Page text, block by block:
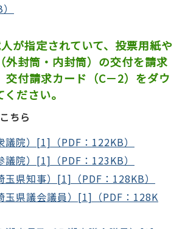
が指定されていて、投票用紙や
外封筒・内封筒）の交付を請求
交付請求カード（C－2）をダウ
ださい。
ちら
議院）[1]（PDF：122KB）
議院）[1]（PDF：123KB）
玉県知事）[1]（PDF：128KB）
玉県議会議員）[1]（PDF：128K